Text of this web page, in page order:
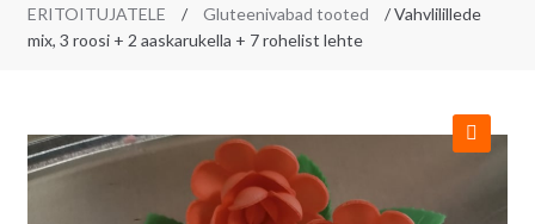
ERITOITUJATELE
/ Gluteenivabad tooted
/ Vahvlilillede
mix, 3 roosi + 2 aaskarukella + 7 rohelist lehte